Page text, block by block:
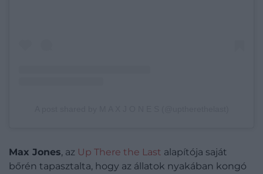
Max Jones, az Up There the Last alapítója saját
bőrén tapasztalta, hogy az állatok nyakában kongó